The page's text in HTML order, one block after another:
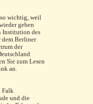
wichtig, weil
geben
Institution des
dem Berliner
der
Sie zum Lesen
an.
Falk
und die